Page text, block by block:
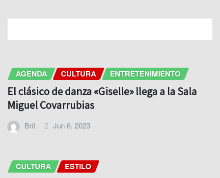
AGENDA CULTURA ENTRETENIMIENTO
El clásico de danza «Giselle» llega a la Sala
Miguel Covarrubias
Brit Jun 6, 2023
CULTURA ESTILO